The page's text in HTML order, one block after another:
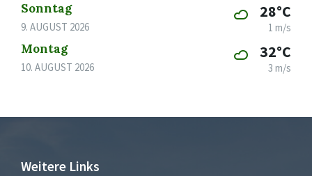
Sonntag
9. AUGUST 2026
28°C
1 m/s
Montag
10. AUGUST 2026
32°C
3 m/s
Weitere Links